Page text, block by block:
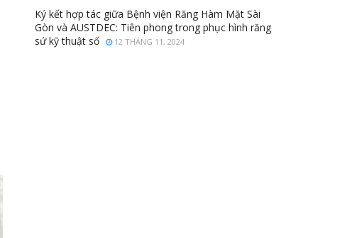
Ký kết hợp tác giữa Bệnh viện Răng Hàm Mặt Sài
Gòn và AUSTDEC: Tiên phong trong phục hình răng
sứ kỹ thuật số
12 THÁNG 11, 2024